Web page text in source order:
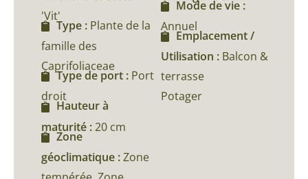
'Vit'
Type : Plante de la
famille des
Caprifoliaceae
Type de port : Port
droit
Hauteur à
maturité :20 cm
Zone
géoclimatique :Zone
Mode de vie :
Annuel
Emplacement /
Utilisation : Balcon &
terrasse
Potager